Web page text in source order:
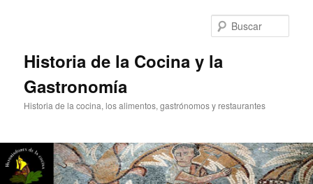
Historia de la Cocina y la
Gastronomía
Historia de la cocina, los alimentos, gastrónomos y restaurantes